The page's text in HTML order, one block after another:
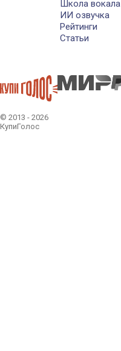
Школа вокала
ИИ озвучка
Рейтинги
Статьи
© 2013 - 2026
КупиГолос